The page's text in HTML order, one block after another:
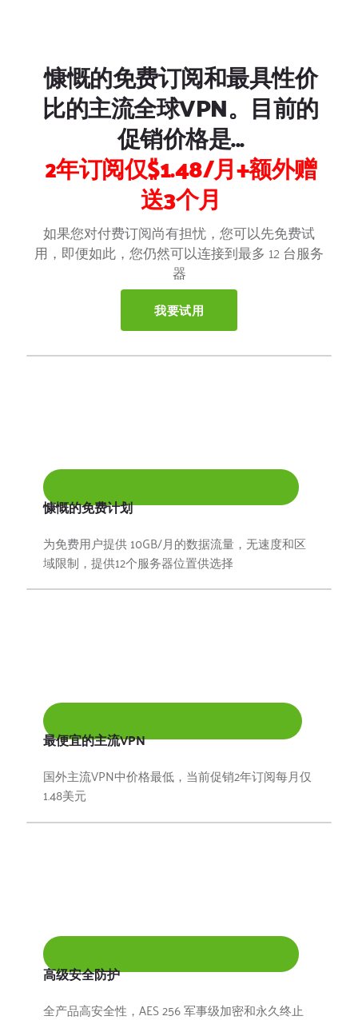
慷慨的免费订阅和最具性价
比的主流全球VPN。目前的
促销价格是...
2年订阅仅$1.48/月+额外赠
送3个月
如果您对付费订阅尚有担忧，您可以先免费试
用，即便如此，您仍然可以连接到最多 12 台服务
器
我要试用
慷慨的免费计划
为免费用户提供 10GB/月的数据流量，无速度和区
域限制，提供12个服务器位置供选择
最便宜的主流VPN
国外主流VPN中价格最低，当前促销2年订阅每月仅
1.48美元
高级安全防护
全产品高安全性，AES 256 军事级加密和永久终止